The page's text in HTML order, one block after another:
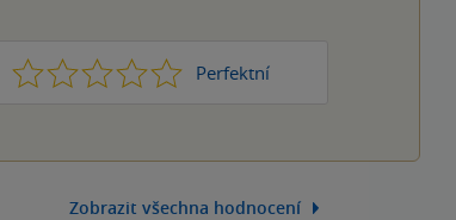
1 2 3 4 Perfektní
5
Zobrazit všechna hodnocení